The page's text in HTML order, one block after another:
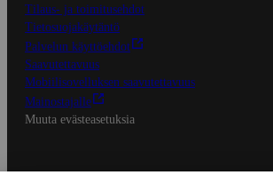
Tilaus- ja toimitusehdot
Tietosuojakäytäntö
Palvelun käyttöehdot
Saavutettavuus
Mobiilisovelluksen saavutettavuus
Mainostajalle
Muuta evästeasetuksia